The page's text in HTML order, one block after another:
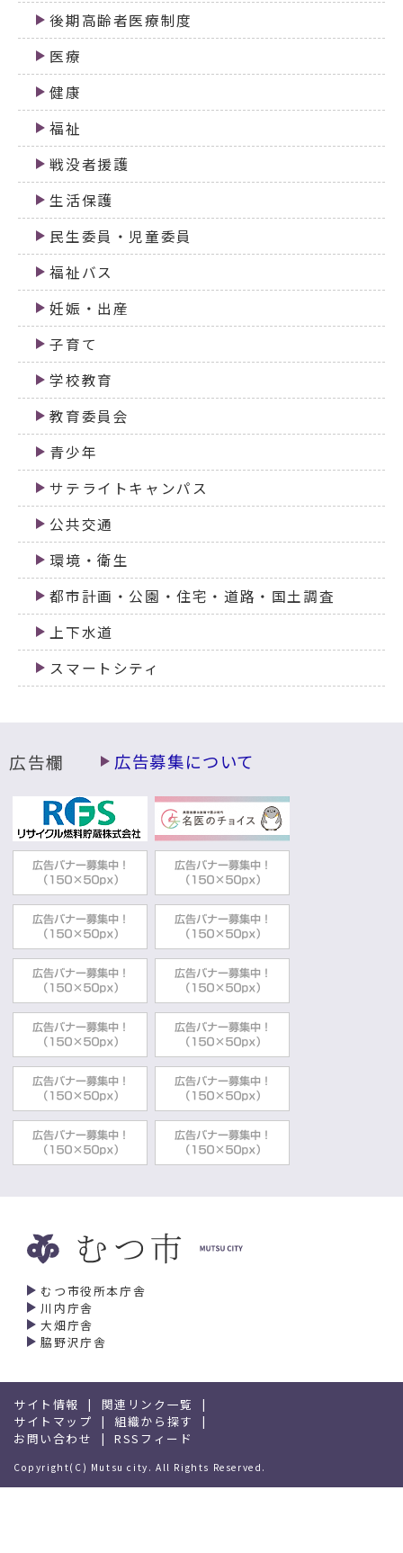
後期高齢者医療制度
医療
健康
福祉
戦没者援護
生活保護
民生委員・児童委員
福祉バス
妊娠・出産
子育て
学校教育
教育委員会
青少年
サテライトキャンパス
公共交通
環境・衛生
都市計画・公園・住宅・道路・国土調査
上下水道
スマートシティ
広告欄 広告募集について
むつ市役所本庁舎
川内庁舎
大畑庁舎
脇野沢庁舎
サイト情報
関連リンク一覧
サイトマップ
組織から探す
お問い合わせ
RSSフィード
Copyright(C) Mutsu city. All Rights Reserved.